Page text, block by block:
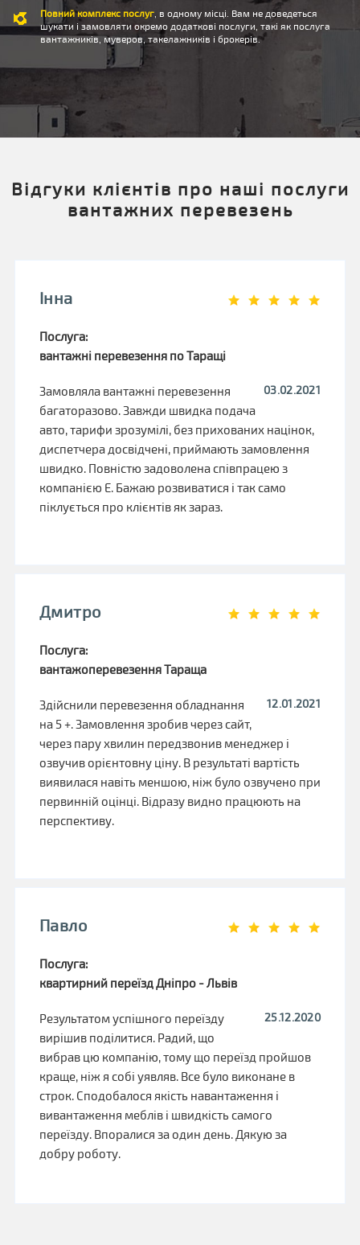
Повний комплекс послуг , в одному місці. Вам не доведеться
шукати і замовляти окремо додаткові послуги, такі як послуга
вантажників, муверов, такелажників і брокерів.
Відгуки клієнтів про наші послуги
вантажних перевезень
Інна
Послуга:
вантажні перевезення по Таращі
03.02.2021
Замовляла вантажні перевезення
багаторазово. Завжди швидка подача
авто, тарифи зрозумілі, без прихованих націнок,
диспетчера досвідчені, приймають замовлення
швидко. Повністю задоволена співпрацею з
компанією Е. Бажаю розвиватися і так само
піклується про клієнтів як зараз.
Дмитро
Послуга:
вантажоперевезення Тараща
12.01.2021
Здійснили перевезення обладнання
на 5 +. Замовлення зробив через сайт,
через пару хвилин передзвонив менеджер і
озвучив орієнтовну ціну. В результаті вартість
виявилася навіть меншою, ніж було озвучено при
первинній оцінці. Відразу видно працюють на
перспективу.
Павло
Послуга:
квартирний переїзд Дніпро - Львів
25.12.2020
Результатом успішного переїзду
вирішив поділитися. Радий, що
вибрав цю компанію, тому що переїзд пройшов
краще, ніж я собі уявляв. Все було виконане в
строк. Сподобалося якість навантаження і
вивантаження меблів і швидкість самого
переїзду. Впоралися за один день. Дякую за
добру роботу.